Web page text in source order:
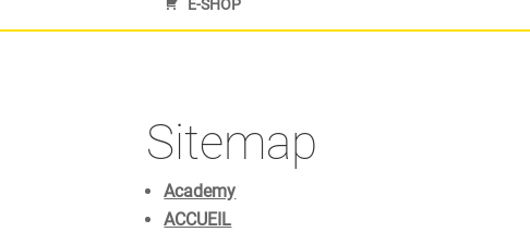
E-SHOP
Sitemap
Academy
ACCUEIL